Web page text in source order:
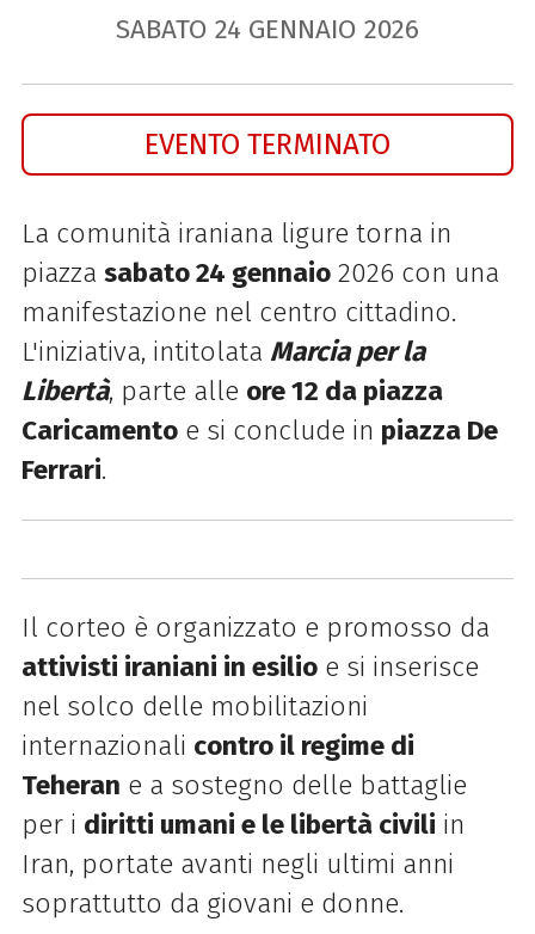
SABATO 24 GENNAIO 2026
EVENTO TERMINATO
La comunità iraniana ligure torna in
piazza sabato 24 gennaio2026 con una
manifestazione nel centro cittadino.
L'iniziativa, intitolata Marcia per la
Libertà, parte alle ore 12 da piazza
Caricamentoe si conclude in piazza De
Ferrari.
Il corteo è organizzato e promosso da
attivisti iraniani in esilioe si inserisce
nel solco delle mobilitazioni
internazionali contro il regime di
Teheran e a sostegno delle battaglie
per i diritti umani e le libertà civili in
Iran, portate avanti negli ultimi anni
soprattutto da giovani e donne.